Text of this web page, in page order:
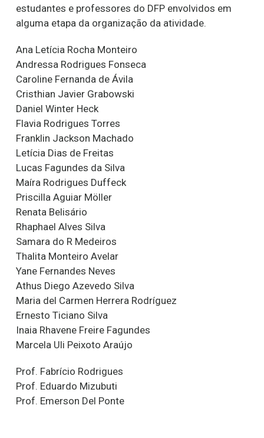
estudantes e professores do DFP envolvidos em
alguma etapa da organização da atividade.
Ana Letícia Rocha Monteiro
Andressa Rodrigues Fonseca
Caroline Fernanda de Ávila
Cristhian Javier Grabowski
Daniel Winter Heck
Flavia Rodrigues Torres
Franklin Jackson Machado
Letícia Dias de Freitas
Lucas Fagundes da Silva
Maíra Rodrigues Duffeck
Priscilla Aguiar Möller
Renata Belisário
Rhaphael Alves Silva
Samara do R Medeiros
Thalita Monteiro Avelar
Yane Fernandes Neves
Athus Diego Azevedo Silva
Maria del Carmen Herrera Rodríguez
Ernesto Ticiano Silva
Inaia Rhavene Freire Fagundes
Marcela Uli Peixoto Araújo
Prof. Fabrício Rodrigues
Prof. Eduardo Mizubuti
Prof. Emerson Del Ponte